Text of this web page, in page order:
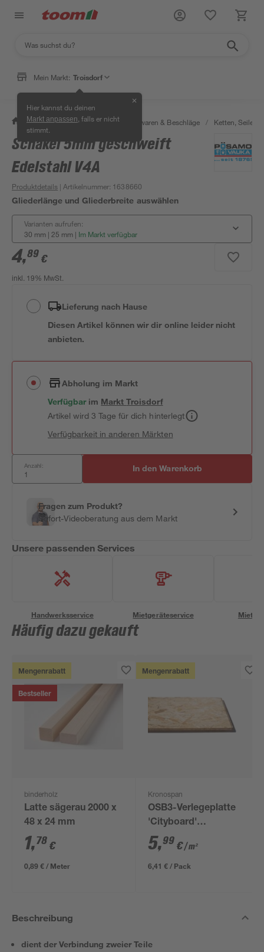
Mein Markt: Troisdorf
Hier kannst du deinen
Markt anpassen , falls er nicht
stimmt.
✕
/ Werkstatt & Maschinen / Eisenwaren & Beschläge / Ketten, Seile &
Schäkel 5mm geschweift
Edelstahl V4A
Produktdetails | Artikelnummer: 1638660
Gliederlänge und Gliederbreite auswählen
Varianten aufrufen:
30 mm | 25 mm | Im Markt verfügbar
4,89 €
inkl. 19% MwSt.
Lieferung nach Hause
Diesen Artikel können wir dir online leider nicht
anbieten.
Abholung im Markt
Verfügbar im MarktTroisdorf
Artikel wird 3 Tage für dich hinterlegt
Verfügbarkeit in anderen Märkten
Anzahl: In den Warenkorb
Fragen zum Produkt?
Sofort-Videoberatung aus dem Markt
Unsere passenden Services
Handwerksservice Mietgeräteservice
Häufig dazu gekauft
Mengenrabatt
Bestseller
binderholz
Latte sägerau 2000 x
48 x 24 mm
1,78 €
0,89 € / Meter
Mengenrabatt
Kronospan
OSB3-Verlegeplatte
'Cityboard'
ungeschliffen 1690 x
634 x 12 mm
5,99 €/ m²
6,41 € / Pack
Beschreibung
dient der Verbindung zweier Teile